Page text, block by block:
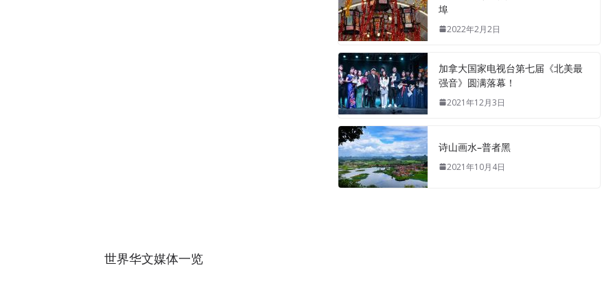
埠
2022年2月2日
加拿大国家电视台第七届《北美最
强音》圆满落幕！
2021年12月3日
诗山画水–普者黑
2021年10月4日
世界华文媒体一览